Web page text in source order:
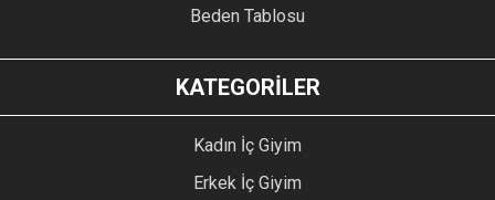
Beden Tablosu
KATEGORİLER
Kadın İç Giyim
Erkek İç Giyim